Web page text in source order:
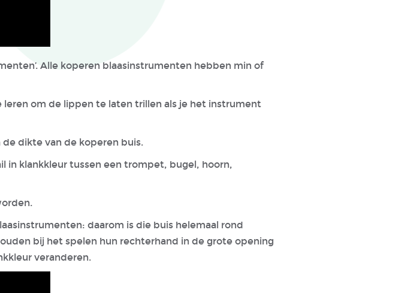
Alle koperen blaasinstrumenten hebben min of
om de lippen te laten trillen als je het instrument
dikte van de koperen buis.
in klankkleur tussen een trompet, bugel, hoorn,
daarom is die buis helemaal rond
bij het spelen hun rechterhand in de grote opening
veranderen.